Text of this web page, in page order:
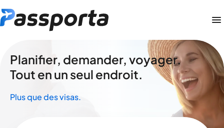
Planifier, demander, voyager.
Tout en un seul endroit.
Plus que des visas.